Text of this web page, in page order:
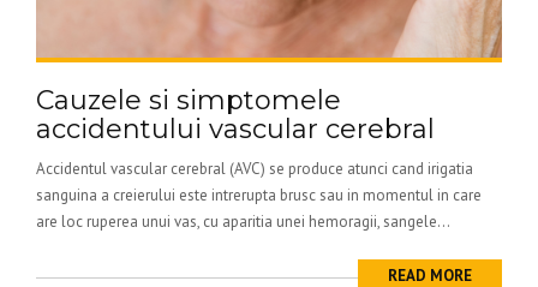
Cauzele si simptomele
accidentului vascular cerebral
Accidentul vascular cerebral (AVC) se produce atunci cand irigatia
sanguina a creierului este intrerupta brusc sau in momentul in care
are loc ruperea unui vas, cu aparitia unei hemoragii, sangele...
READ MORE